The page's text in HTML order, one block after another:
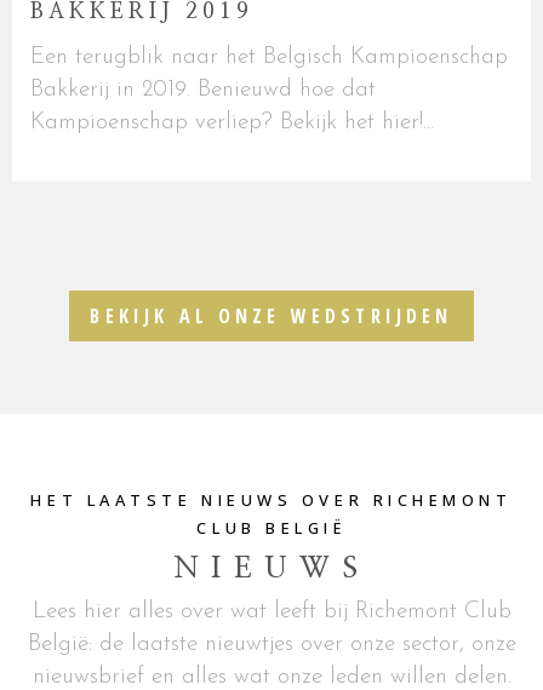
BAKKERIJ 2019
Een terugblik naar het Belgisch Kampioenschap
Bakkerij in 2019. Benieuwd hoe dat
Kampioenschap verliep? Bekijk het hier!...
BEKIJK AL ONZE WEDSTRIJDEN
HET LAATSTE NIEUWS OVER RICHEMONT
CLUB BELGIË
NIEUWS
Lees hier alles over wat leeft bij Richemont Club
België: de laatste nieuwtjes over onze sector, onze
nieuwsbrief en alles wat onze leden willen delen.